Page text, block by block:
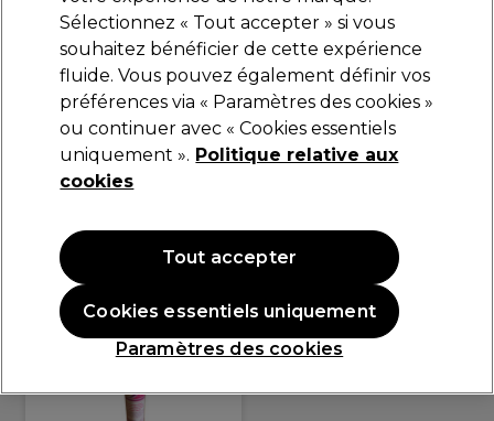
Marques Fixopli
Fixopli
Filters
Plus
d'options
Sélectionnez « Tout accepter » si vous
souhaitez bénéficier de cette expérience
fluide. Vous pouvez également définir vos
préférences via « Paramètres des cookies »
ou continuer avec « Cookies essentiels
uniquement ». Politique relative aux
cookies
Paramètres des cookies
Cookies essentiels uniquement
Tout accepter